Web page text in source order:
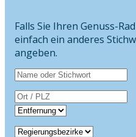
Falls Sie Ihren Genuss-
einfach ein anderes
angeben.